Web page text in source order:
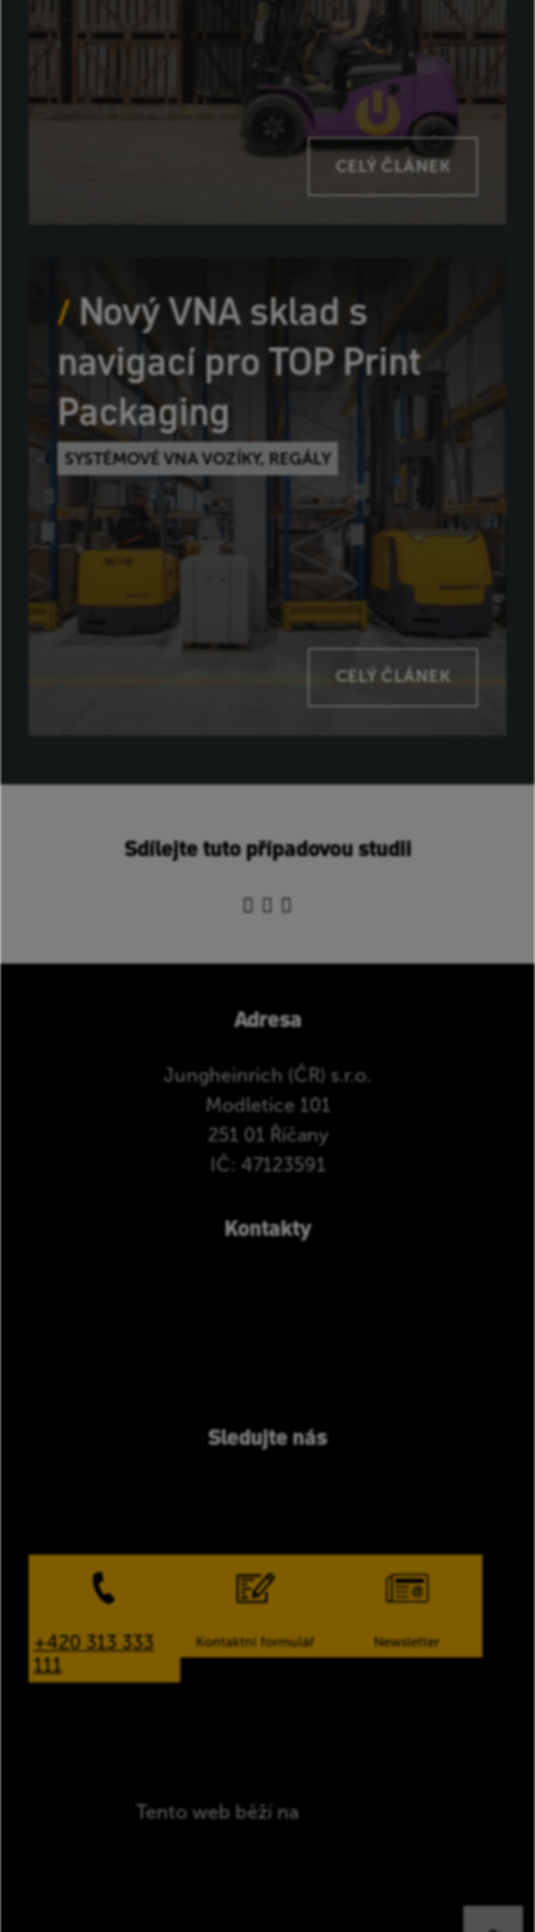
CELÝ ČLÁNEK
Nový VNA sklad s
navigací pro TOP Print
Packaging
SYSTÉMOVÉ VNA VOZÍKY, REGÁLY
CELÝ ČLÁNEK
Sdílejte tuto případovou studii
Adresa
Jungheinrich (ČR) s.r.o.
Modletice 101
251 01 Říčany
IČ: 47123591
Kontakty
Sledujte nás
+420 313 333
111
Kontaktní formulář Newsletter
Tento web běží na